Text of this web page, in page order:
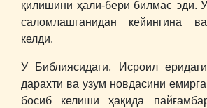
қилишини ҳали-бери билмас эди.
саломлашганидан кейингина
келди.
У Библиясидаги, Исроил
дарахти ва узум новдасини
босиб келиши ҳақида